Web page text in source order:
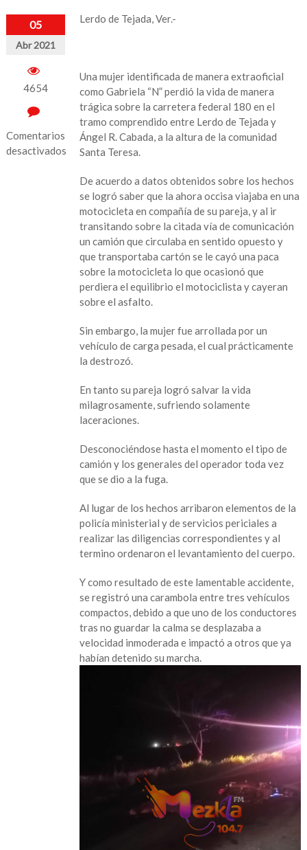
05
Abr 2021
4654
Comentarios
desactivados
Lerdo de Tejada, Ver.-
Una mujer identificada de manera extraoficial
como Gabriela “N” perdió la vida de manera
trágica sobre la carretera federal 180 en el
tramo comprendido entre Lerdo de Tejada y
Ángel R. Cabada, a la altura de la comunidad
Santa Teresa.
De acuerdo a datos obtenidos sobre los hechos
se logró saber que la ahora occisa viajaba en una
motocicleta en compañía de su pareja, y al ir
transitando sobre la citada vía de comunicación
un camión que circulaba en sentido opuesto y
que transportaba cartón se le cayó una paca
sobre la motocicleta lo que ocasionó que
perdiera el equilibrio el motociclista y cayeran
sobre el asfalto.
Sin embargo, la mujer fue arrollada por un
vehículo de carga pesada, el cual prácticamente
la destrozó.
En tanto su pareja logró salvar la vida
milagrosamente, sufriendo solamente
laceraciones.
Desconociéndose hasta el momento el tipo de
camión y los generales del operador toda vez
que se dio a la fuga.
Al lugar de los hechos arribaron elementos de la
policía ministerial y de servicios periciales a
realizar las diligencias correspondientes y al
termino ordenaron el levantamiento del cuerpo.
Y como resultado de este lamentable accidente,
se registró una carambola entre tres vehículos
compactos, debido a que uno de los conductores
tras no guardar la calma se desplazaba a
velocidad inmoderada e impactó a otros que ya
habían detenido su marcha.